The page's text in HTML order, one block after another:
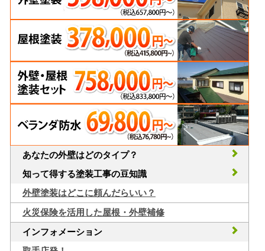
あなたの外壁はどのタイプ？
知って得する塗装工事の豆知識
外壁塗装はどこに頼んだらいい？
火災保険を活用した屋根・外壁補修
インフォメーション